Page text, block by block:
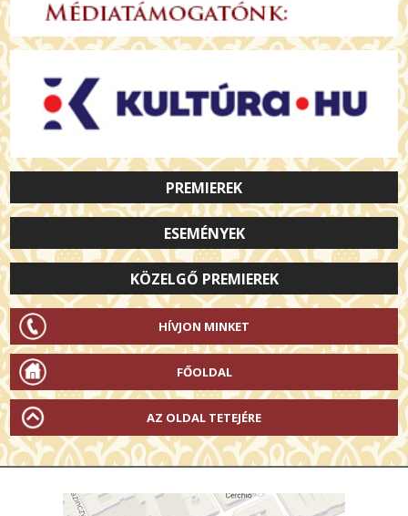
PREMIEREK
ESEMÉNYEK
KÖZELGŐ PREMIEREK
HÍVJON MINKET
FŐOLDAL
AZ OLDAL TETEJÉRE